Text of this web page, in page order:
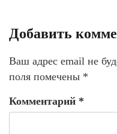
Добавить
Ваш адрес email не
поля помечены *
Комментарий *